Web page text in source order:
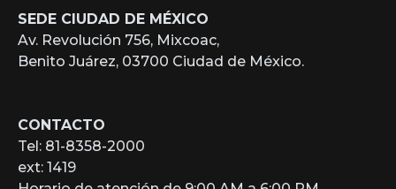
SEDE CIUDAD DE MÉXICO
Av. Revolución 756, Mixcoac,
Benito Juárez, 03700 Ciudad de México.
CONTACTO
Tel: 81-8358-2000
ext: 1419